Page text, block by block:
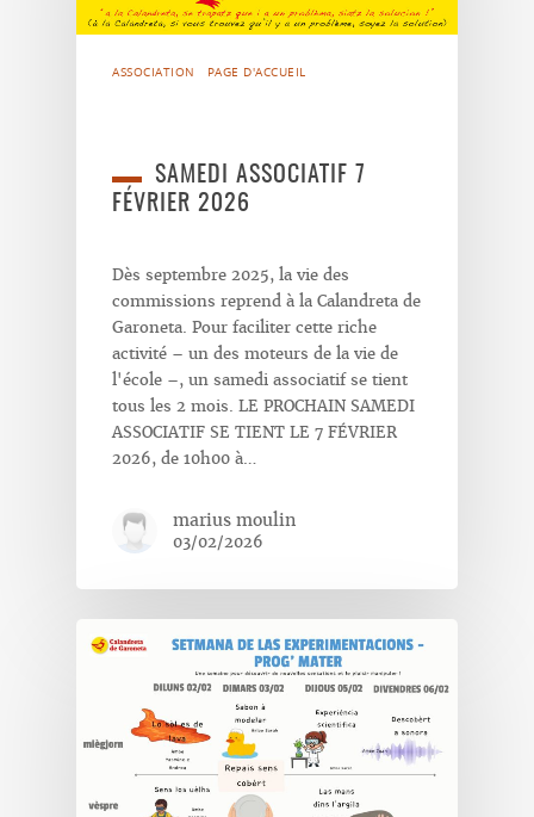
ASSOCIATION PAGE D'ACCUEIL
SAMEDI ASSOCIATIF 7
FÉVRIER 2026
Dès septembre 2025, la vie des
commissions reprend à la Calandreta de
Garoneta. Pour faciliter cette riche
activité – un des moteurs de la vie de
l'école –, un samedi associatif se tient
tous les 2 mois. LE PROCHAIN SAMEDI
ASSOCIATIF SE TIENT LE 7 FÉVRIER
2026, de 10h00 à…
marius moulin
03/02/2026